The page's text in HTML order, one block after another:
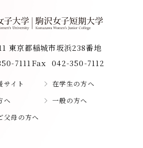
東京都稲城市坂浜238番地
7111Fax 042-350-7112
サイト
在学生の方へ
へ
一般の方へ
父母の方へ